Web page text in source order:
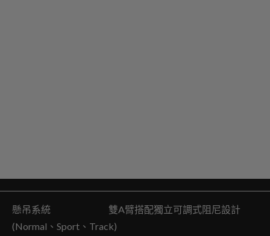
懸吊系統 雙A臂搭配獨立可調式阻尼設計
(Normal、Sport、Track)